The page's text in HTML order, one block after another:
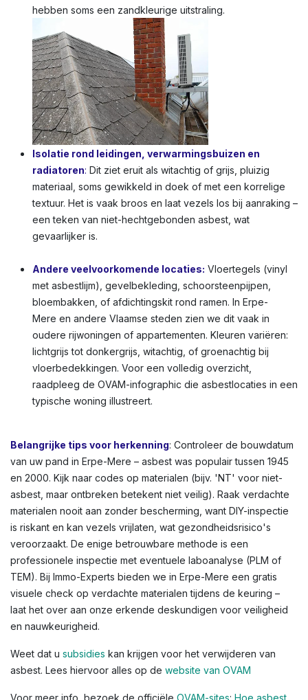
hebben soms een zandkleurige uitstraling.
Isolatie rond leidingen, verwarmingsbuizen en
radiatoren: Dit ziet eruit als witachtig of grijs, pluizig
materiaal, soms gewikkeld in doek of met een korrelige
textuur. Het is vaak broos en laat vezels los bij aanraking –
een teken van niet-hechtgebonden asbest, wat
gevaarlijker is.
Andere veelvoorkomende locaties:
Vloertegels (vinyl
met asbestlijm), gevelbekleding, schoorsteenpijpen,
bloembakken, of afdichtingskit rond ramen. In Erpe-
oudere rijwoningen of appartementen. Kleuren variëren:
lichtgrijs tot donkergrijs, witachtig, of groenachtig bij
vloerbedekkingen. Voor een volledig overzicht,
raadpleeg de OVAM-infographic die asbestlocaties in een
typische woning illustreert.
Belangrijke tips voor herkenning
: Controleer de bouwdatum
van uw pand in Erpe-Mere – asbest was populair tussen 1945
en 2000. Kijk naar codes op materialen (bijv. 'NT' voor niet-
asbest, maar ontbreken betekent niet veilig). Raak verdachte
materialen nooit aan zonder bescherming, want DIY-inspectie
is riskant en kan vezels vrijlaten, wat gezondheidsrisico's
veroorzaakt. De enige betrouwbare methode is een
professionele inspectie met eventuele laboanalyse (PLM of